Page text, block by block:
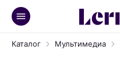
Каталог Мультимедиа